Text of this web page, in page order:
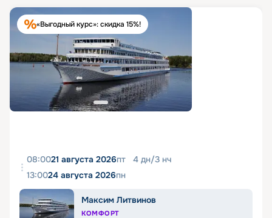
«Выгодный курс»: скидка 15%!
08:0021 августа 2026пт 4 дн/3 нч
13:0024 августа 2026пн
Максим Литвинов
КОМФОРТ